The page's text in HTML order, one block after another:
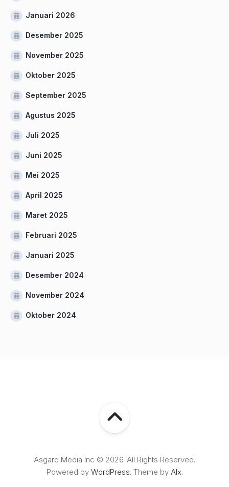
Januari 2026
Desember 2025
November 2025
Oktober 2025
September 2025
Agustus 2025
Juli 2025
Juni 2025
Mei 2025
April 2025
Maret 2025
Februari 2025
Januari 2025
Desember 2024
November 2024
Oktober 2024
Asgard Media Inc © 2026. All Rights Reserved.
Powered by WordPress. Theme by Alx.